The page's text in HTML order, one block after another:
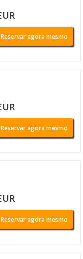
Reservar agora mesmo
Reservar agora mesmo
Reservar agora mesmo